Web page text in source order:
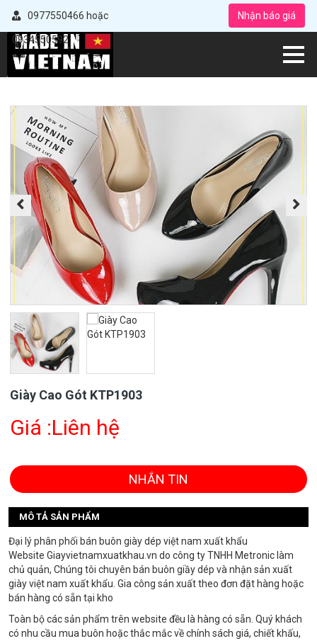
0977550466 hoặc
0934550592
Nhận báo giá
Giày Cao Gót KTP1903
Giá :Liên hệ
NHẮN TIN
MÔ TẢ SẢN PHẨM
Đại lý phân phối bán buôn giày dép việt nam xuất khẩu
Website Giayvietnamxuatkhau.vn do công ty TNHH Metronic làm
chủ quản, Chúng tôi chuyên bán buôn giầy dép và nhận sản xuất
giày việt nam xuất khẩu. Gia công sản xuất theo đơn đặt hàng hoặc
bán hàng có sẵn tại kho
Toàn bộ các sản phẩm trên website đều là hàng có sẵn. Quý khách
có nhu cầu mua buôn hoặc thắc mắc về chính sách giá, chiết khấu,